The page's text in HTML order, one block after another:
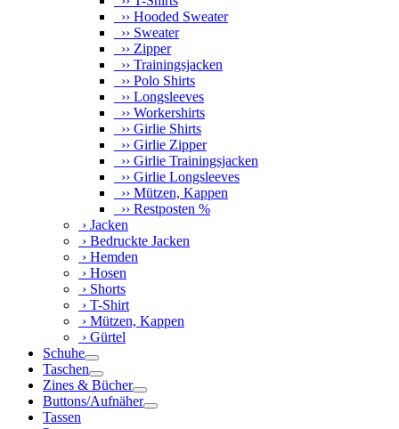
›› Hooded Sweater
›› Sweater
›› Zipper
›› Trainingsjacken
›› Polo Shirts
›› Longsleeves
›› Workershirts
›› Girlie Shirts
›› Girlie Zipper
›› Girlie Trainingsjacken
›› Girlie Longsleeves
›› Mützen, Kappen
›› Restposten %
› Jacken
› Bedruckte Jacken
› Hemden
› Hosen
› Shorts
› T-Shirt
› Mützen, Kappen
› Gürtel
Schuhe
Taschen
Zines & Bücher
Buttons/Aufnäher
Tassen